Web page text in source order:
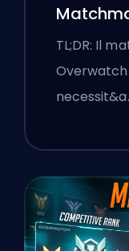
Senso
TL;DR: Il